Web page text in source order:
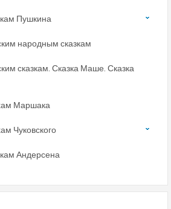
Пушкина
народным сказкам
сказкам. Сказка Маше. Сказка
Маршака
Чуковского
Андерсена